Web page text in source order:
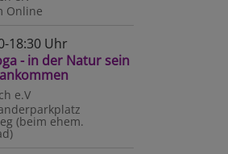
Online
18:30 Uhr
- in der Natur sein
e.V
(beim ehem.